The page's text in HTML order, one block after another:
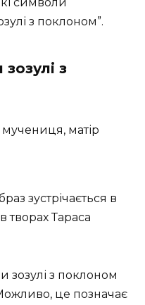
з поклоном”.
з
матір
зустрічається в
творах Тараса
зозулі з поклоном
це позначає